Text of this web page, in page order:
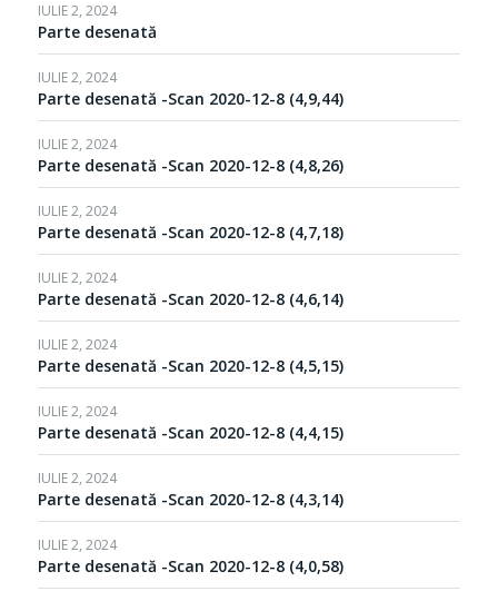
IULIE 2, 2024
Parte desenată
IULIE 2, 2024
Parte desenată -Scan 2020-12-8 (4,9,44)
IULIE 2, 2024
Parte desenată -Scan 2020-12-8 (4,8,26)
IULIE 2, 2024
Parte desenată -Scan 2020-12-8 (4,7,18)
IULIE 2, 2024
Parte desenată -Scan 2020-12-8 (4,6,14)
IULIE 2, 2024
Parte desenată -Scan 2020-12-8 (4,5,15)
IULIE 2, 2024
Parte desenată -Scan 2020-12-8 (4,4,15)
IULIE 2, 2024
Parte desenată -Scan 2020-12-8 (4,3,14)
IULIE 2, 2024
Parte desenată -Scan 2020-12-8 (4,0,58)